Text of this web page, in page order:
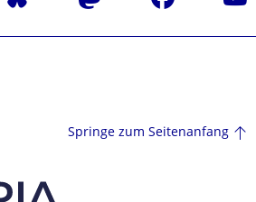
Springe zum Seitenanfang